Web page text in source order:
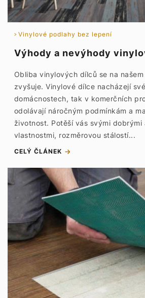
Vinylové podlahy bez lepení
Výhody a nevýhody
Obliba vinylových dílců se na
zvyšuje. Vinylové dílce nacházejí
domácnostech, tak v komerčních
odolávají náročným podmínkám a
životnost. Potěší vás svými dobrými
vlastnostmi, rozměrovou stálostí...
CELÝ ČLÁNEK